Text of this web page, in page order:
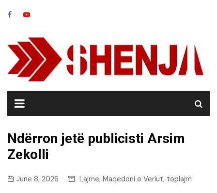
Ndërron jetë publicisti Arsim
Zekolli
June 8, 2026 Lajme, Maqedoni e Veriut, toplajm